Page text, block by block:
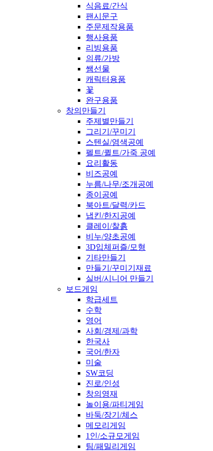
식음료/간식
팬시문구
주문제작용품
행사용품
리빙용품
의류/가방
쌤선물
캐릭터용품
꽃
완구용품
창의만들기
주제별만들기
그리기/꾸미기
스텐실/염색공예
펠트/퀼트/가죽 공예
요리활동
비즈공예
누름/나무/조개공예
종이공예
북아트/달력/카드
냅킨/한지공예
클레이/찰흙
비누/양초공예
3D입체퍼즐/모형
기타만들기
만들기/꾸미기재료
실버/시니어 만들기
보드게임
학급세트
수학
영어
사회/경제/과학
한국사
국어/한자
미술
SW코딩
진로/인성
창의영재
놀이용/파티게임
바둑/장기/체스
메모리게임
1인/소규모게임
팀/패밀리게임